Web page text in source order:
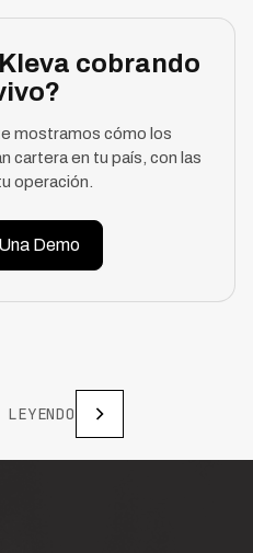
cobrando
mostramos cómo los
cartera en tu país, con las
operación.
Demo